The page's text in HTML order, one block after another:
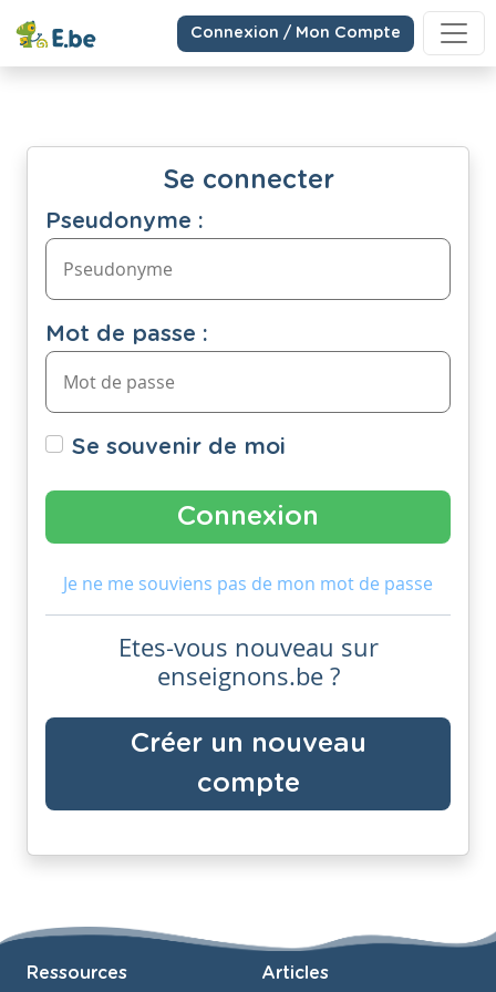
Connexion / Mon Compte
Se connecter
Pseudonyme :
Mot de passe :
Se souvenir de moi
Je ne me souviens pas de mon mot de passe
Etes-vous nouveau sur
enseignons.be ?
Créer un nouveau
compte
Ressources Articles